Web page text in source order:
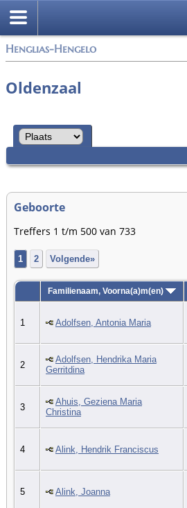
Henglias-Hengelo
Oldenzaal
Geboorte
Treffers 1 t/m 500 van 733
1 2 Volgende»
Familienaam, Voorna(a)m(en)
1 Adolfsen, Antonia Maria
2
Adolfsen, Hendrika Maria
Gerritdina
3
Ahuis, Geziena Maria
Christina
4 Alink, Hendrik Franciscus
5 Alink, Joanna